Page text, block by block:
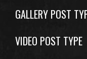
GALLERY POST
VIDEO POST TYPE